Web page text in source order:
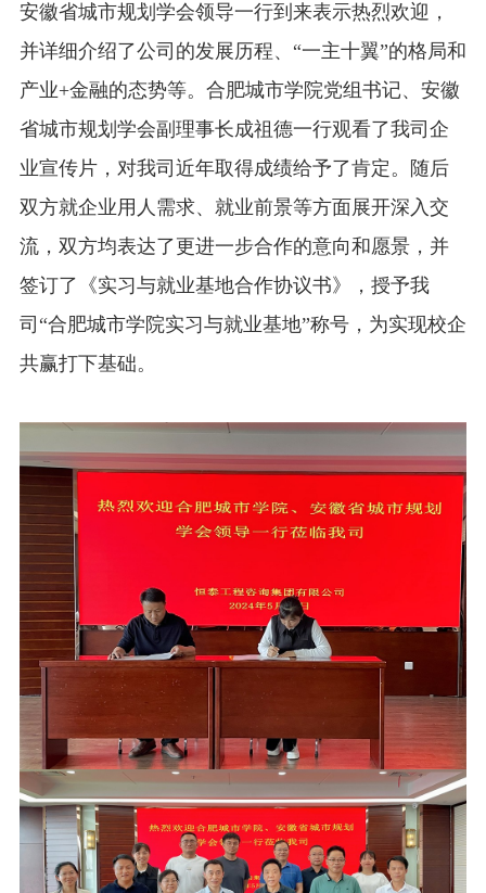
安徽省城市规划学会领导一行到来表示热烈欢迎，
并详细介绍了公司的发展历程、“一主十翼”的格局和
产业+金融的态势等。合肥城市学院党组书记、安徽
省城市规划学会副理事长成祖德一行观看了我司企
业宣传片，对我司近年取得成绩给予了肯定。随后
双方就企业用人需求、就业前景等方面展开深入交
流，双方均表达了更进一步合作的意向和愿景，并
签订了《实习与就业基地合作协议书》，授予我
司“合肥城市学院实习与就业基地”称号，为实现校企
共赢打下基础。